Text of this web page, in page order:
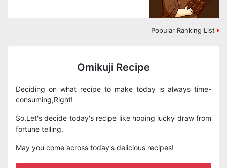
Popular Ranking List
Omikuji Recipe
Deciding on what recipe to make today is always time-
consuming,Right!
So,Let's decide today's recipe like hoping lucky draw from
fortune telling.
May you come across today's delicious recipes!